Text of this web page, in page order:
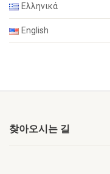
Ελληνικά
English
찾아오시는 길